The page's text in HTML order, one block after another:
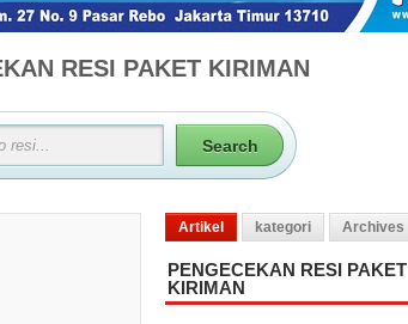
RESI PAKET KIRIMAN
Artikel kategori Archives
PENGECEKAN RESI PAKET
KIRIMAN